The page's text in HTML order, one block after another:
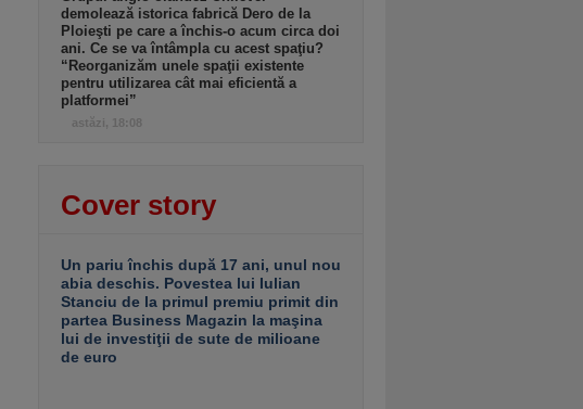
demolează istorica fabrică Dero de la
Ploieşti pe care a închis-o acum circa doi
ani. Ce se va întâmpla cu acest spaţiu?
“Reorganizăm unele spaţii existente
pentru utilizarea cât mai eficientă a
platformei”
astăzi, 18:08
Cover story
Un pariu închis după 17 ani, unul nou
abia deschis. Povestea lui Iulian
Stanciu de la primul premiu primit din
partea Business Magazin la maşina
lui de investiţii de sute de milioane
de euro